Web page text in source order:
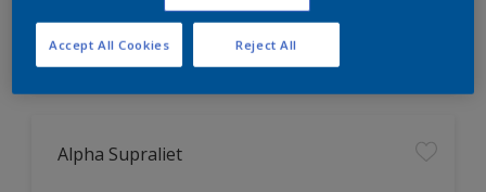
Alpha Supraliet
Reject All
Accept All Cookies